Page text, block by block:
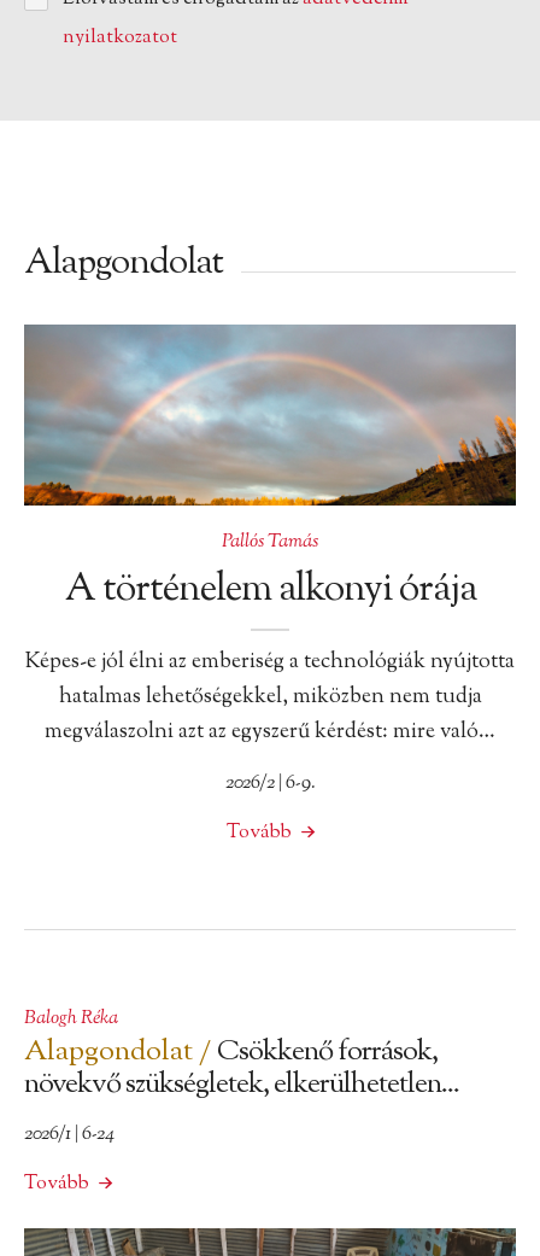
nyilatkozatot
Alapgondolat
Pallós Tamás
A történelem alkonyi órája
Képes-e jól élni az emberiség a technológiák nyújtotta
hatalmas lehetőségekkel, miközben nem tudja
megválaszolni azt az egyszerű kérdést: mire való…
2026/2 | 6-9.
Tovább
Balogh Réka
Alapgondolat /Csökkenő források,
növekvő szükségletek, elkerülhetetlen...
2026/1 | 6-24
Tovább